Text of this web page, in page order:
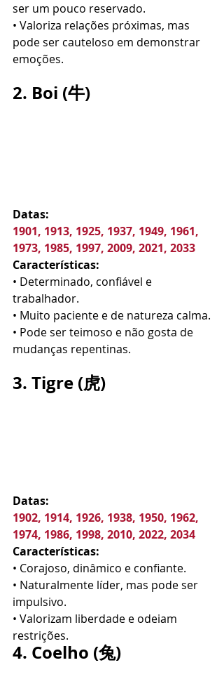
ser um pouco reservado.
• Valoriza relações próximas, mas
pode ser cauteloso em demonstrar
emoções.
2. Boi (牛)
Datas:
1901, 1913, 1925, 1937, 1949, 1961,
1973, 1985, 1997, 2009, 2021, 2033
Características:
• Determinado, confiável e
trabalhador.
• Muito paciente e de natureza calma.
• Pode ser teimoso e não gosta de
mudanças repentinas.
3. Tigre (虎)
Datas:
1902, 1914, 1926, 1938, 1950, 1962,
1974, 1986, 1998, 2010, 2022, 2034
Características:
• Corajoso, dinâmico e confiante.
• Naturalmente líder, mas pode ser
impulsivo.
• Valorizam liberdade e odeiam
restrições.
4. Coelho (兔)